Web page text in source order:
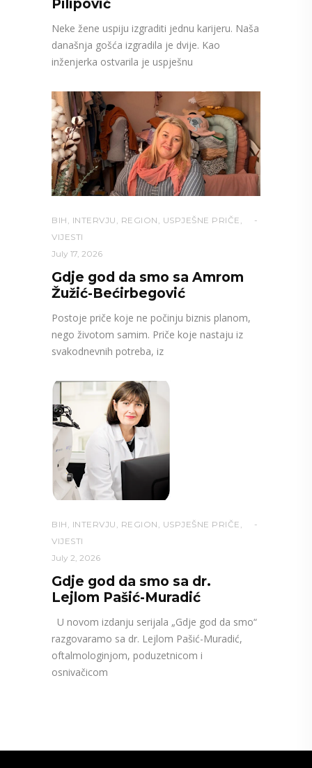
Pilipović
Neke žene uspiju izgraditi jednu karijeru. Naša
današnja gošća izgradila je dvije. Kao
inženjerka ostvarila je uspješnu
BIH , INTERVJU , REGION , USPJEŠNE PRIČE ,
VIJESTI
July 17, 2026
Gdje god da smo sa Amrom
Žužić-Bećirbegović
Postoje priče koje ne počinju biznis planom,
nego životom samim. Priče koje nastaju iz
svakodnevnih potreba, iz
BIH , INTERVJU , REGION , USPJEŠNE PRIČE ,
VIJESTI
July 2, 2026
Gdje god da smo sa dr.
Lejlom Pašić-Muradić
U novom izdanju serijala „Gdje god da smo“
razgovaramo sa dr. Lejlom Pašić-Muradić,
oftalmologinjom, poduzetnicom i
osnivačicom